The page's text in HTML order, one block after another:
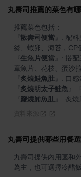
丸壽司推薦的菜色有
散壽司便當
: 配料
生魚片便當
: 搭配
炙燒鮭魚肚
炙燒明太子鮭魚
鹽燒鮪魚肚 : 炙燒
丸壽司提供哪些用餐
丸壽司提供內用區和
為主，也可選擇冷醋飯